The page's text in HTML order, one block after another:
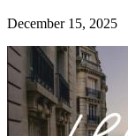
December 15, 2025